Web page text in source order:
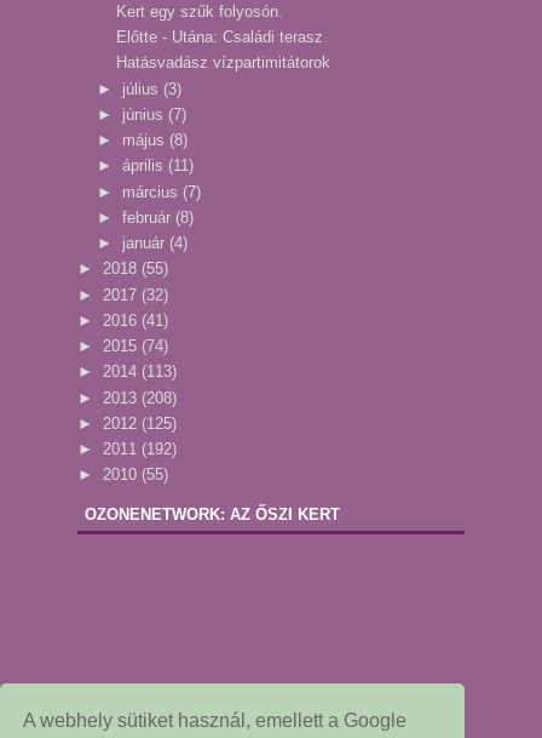
A webhely sütiket használ, emellett a Google
Kert egy szűk folyosón.
Előtte - Utána: Családi terasz
Hatásvadász vízpartimitátorok
► július (3)
► június (7)
► május (8)
► április (11)
► március (7)
► február (8)
► január (4)
► 2018 (55)
► 2017 (32)
► 2016 (41)
► 2015 (74)
► 2014 (113)
► 2013 (208)
► 2012 (125)
► 2011 (192)
► 2010 (55)
OZONENETWORK: AZ ŐSZI KERT